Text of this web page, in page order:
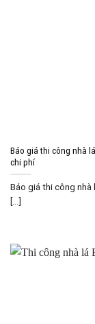
Báo giá thi công nhà
chi phí
Báo giá thi công
[...]